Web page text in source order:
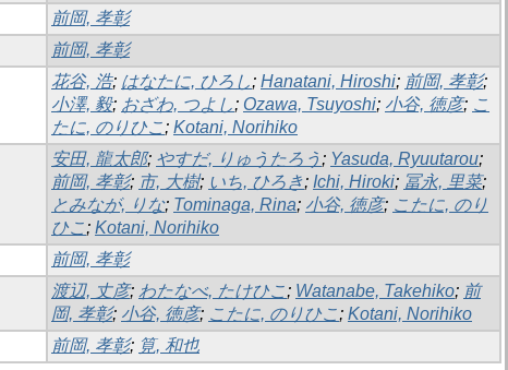
前岡, 孝彰
前岡, 孝彰
花谷, 浩; はなたに, ひろし; Hanatani, Hiroshi; 前岡, 孝彰;
小澤, 毅; おざわ, つよし; Ozawa, Tsuyoshi; 小谷, 徳彦; こ
たに, のりひこ; Kotani, Norihiko
安田, 龍太郎; やすだ, りゅうたろう ; Yasuda, Ryuutarou;
前岡, 孝彰; 市, 大樹; いち, ひろき; Ichi, Hiroki; 冨永, 里菜;
とみなが, りな; Tominaga, Rina; 小谷, 徳彦; こたに, のり
ひこ; Kotani, Norihiko
前岡, 孝彰
渡辺, 丈彦; わたなべ, たけひこ; Watanabe, Takehiko; 前
岡, 孝彰; 小谷, 徳彦; こたに, のりひこ; Kotani, Norihiko
前岡, 孝彰; 筧, 和也